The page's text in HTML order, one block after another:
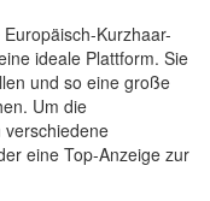
Kurzhaar-
ideale Plattform. Sie
und so eine große
Um die
verschiedene
eine Top-Anzeige zur